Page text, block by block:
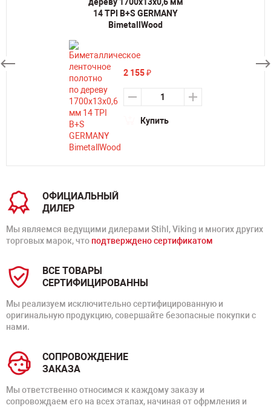
14 TPI B+S GERMANY
BimetallWood
2 155₽
Купить
ОФИЦИАЛЬНЫЙ
ДИЛЕР
Мы являемся ведущими дилерами Stihl, Viking и многих других
торговых марок, что подтверждено сертификатом
ВСЕ ТОВАРЫ
СЕРТИФИЦИРОВАННЫ
Мы реализуем исключительно сертифицированную и
оригинальную продукцию, совершайте безопасные покупки с
нами.
СОПРОВОЖДЕНИЕ
ЗАКАЗА
Мы ответственно относимся к каждому заказу и
сопровождаем его на всех этапах, начиная от офрмления и